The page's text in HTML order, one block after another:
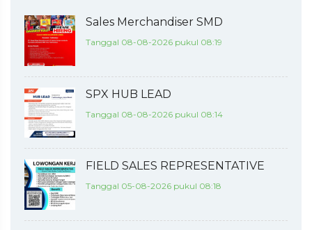
Sales Merchandiser SMD
Tanggal 08-08-2026 pukul 08:19
SPX HUB LEAD
Tanggal 08-08-2026 pukul 08:14
FIELD SALES REPRESENTATIVE
Tanggal 05-08-2026 pukul 08:18